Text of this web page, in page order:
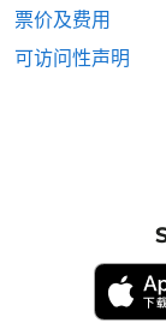
票价及费用
可访问性声明